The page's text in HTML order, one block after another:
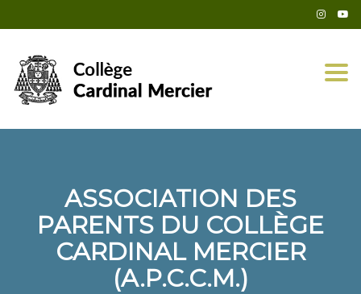
ASSOCIATION DES
PARENTS DU COLLÈGE
CARDINAL MERCIER
(A.P.C.C.M.)